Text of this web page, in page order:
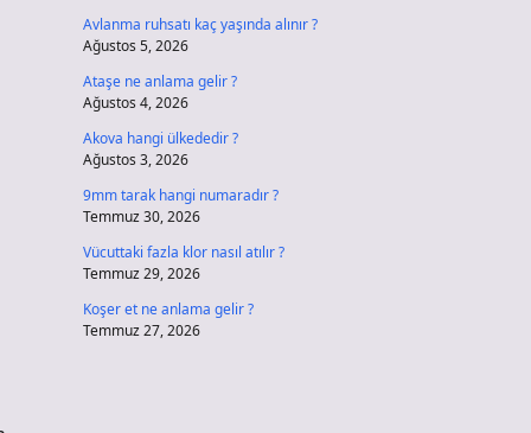
Avlanma ruhsatı kaç yaşında alınır ?
Ağustos 5, 2026
Ataşe ne anlama gelir ?
Ağustos 4, 2026
Akova hangi ülkededir ?
Ağustos 3, 2026
9mm tarak hangi numaradır ?
Temmuz 30, 2026
Vücuttaki fazla klor nasıl atılır ?
Temmuz 29, 2026
Koşer et ne anlama gelir ?
Temmuz 27, 2026